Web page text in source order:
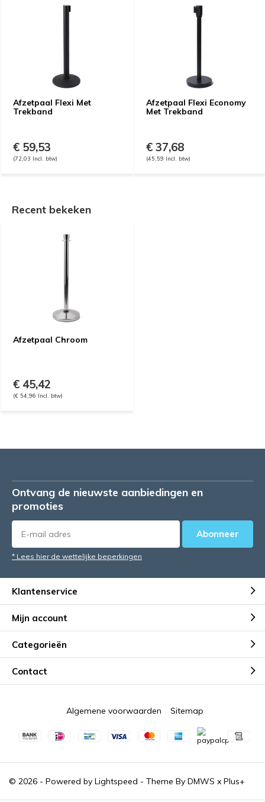
Afzetpaal Flexi Met
Trekband
€ 59,53
(72,03 Incl. btw)
Afzetpaal Flexi Economy
Met Trekband
€ 37,68
(45,59 Incl. btw)
Recent bekeken
Afzetpaal Chroom
€ 45,42
(€ 54,96 Incl. btw)
Ontvang de nieuwste aanbiedingen en
promoties
Abonneer
* Lees hier de wettelijke beperkingen
Klantenservice
Mijn account
Categorieën
Contact
© 2026 - Powered by Lightspeed - Theme By DMWS x Plus+
Algemene voorwaarden Sitemap